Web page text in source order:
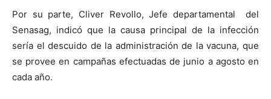
Por su parte, Cliver Revollo, Jefe departamental del
Senasag, indicó que la causa principal de la infección
sería el descuido de la administración de la vacuna, que
se provee en campañas efectuadas de junio a agosto en
cada año.